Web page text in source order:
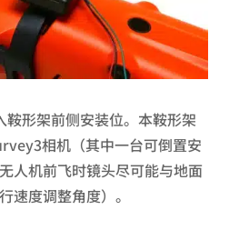
鞍形架前侧安装位。本鞍形架
相机（其中一台可倒置安
人机前飞时镜头尽可能与地面
速度调整角度）。